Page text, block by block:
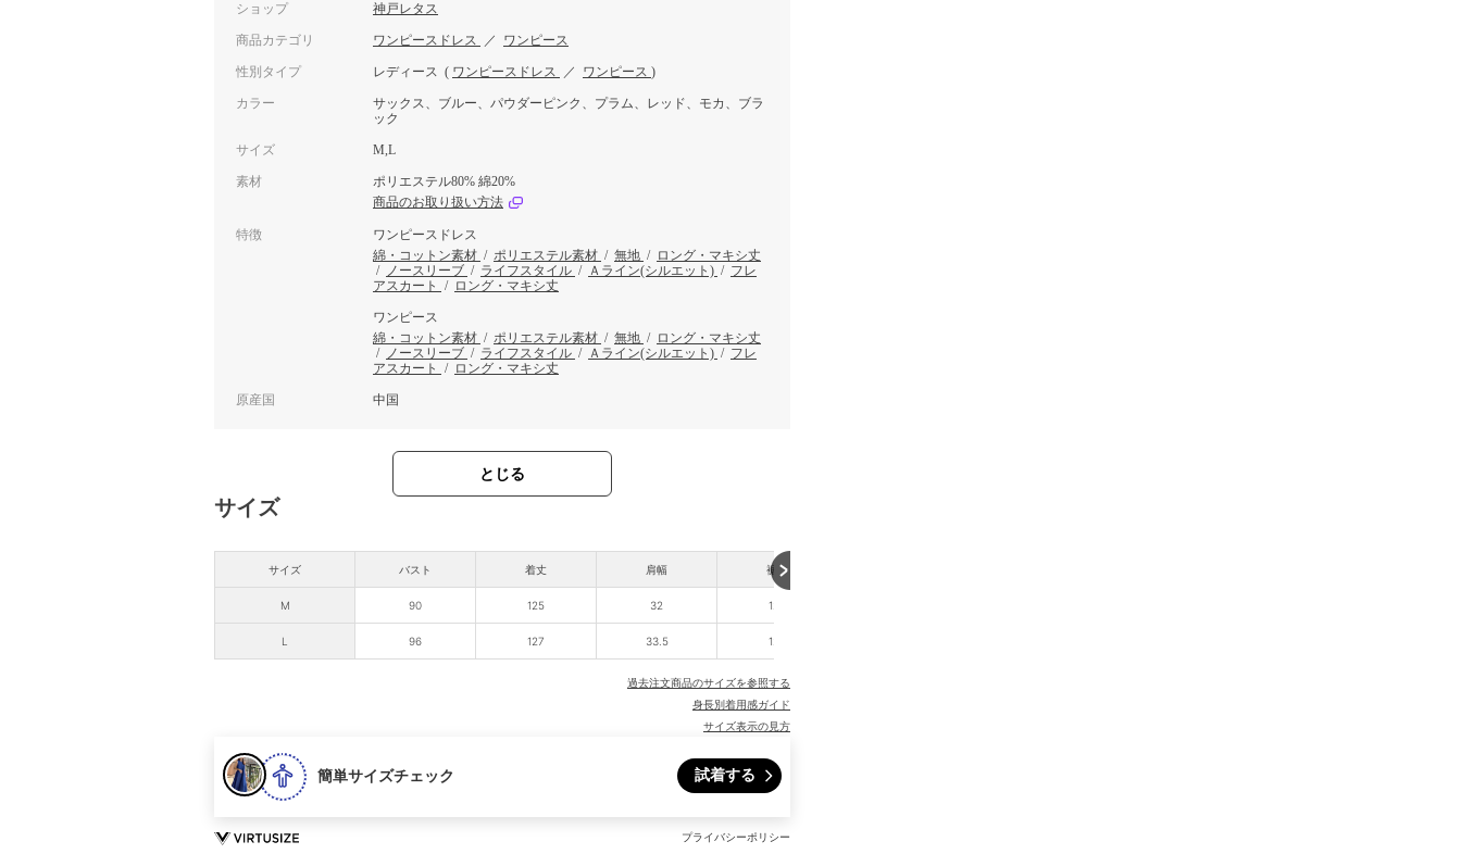
ショップ 神戸レタス
商品カテゴリ ワンピースドレス ／ ワンピース
性別タイプ レディース ( ワンピースドレス ／ ワンピース )
カラー
サックス、ブルー、パウダーピンク、プラム、レッド、モカ、ブラ
ック
サイズ M,L
素材
ポリエステル80% 綿20%
商品のお取り扱い方法
特徴
ワンピースドレス
綿・コットン素材 / ポリエステル素材 / 無地 / ロング・マキシ丈
/
ノースリーブ / ライフスタイル / Ａライン(シルエット) / フレ
アスカート
/ ロング・マキシ丈
ワンピース
綿・コットン素材 / ポリエステル素材 / 無地 / ロング・マキシ丈
/
ノースリーブ / ライフスタイル / Ａライン(シルエット) / フレ
アスカート
/ ロング・マキシ丈
原産国 中国
とじる
サイズ
サイズ
M
L
バスト 着丈 肩幅 裾幅
90 125 32 120
96 127 33.5 125
過去注文商品のサイズを参照する
身長別着用感ガイド
サイズ表示の見方
簡単サイズチェック 試着する
プライバシーポリシー